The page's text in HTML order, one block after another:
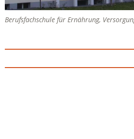
Berufsfachschule für Ernährung,